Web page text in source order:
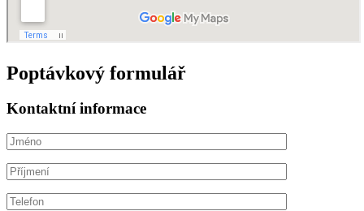
Poptávkový formulář
Kontaktní informace